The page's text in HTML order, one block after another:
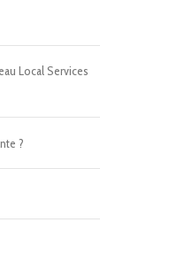
Local Services
?